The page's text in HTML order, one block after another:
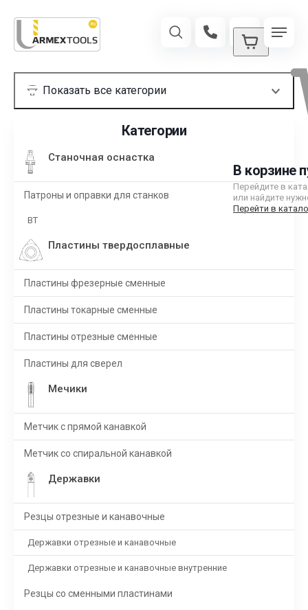
В корзине
Перейдите в
или найдите
Перейти в
Категории
Станочная оснастка
Патроны и оправки для станков
BT
Пластины твердосплавные
Пластины фрезерные сменные
Пластины токарные сменные
Пластины отрезные сменные
Пластины для сверел
Мечики
Метчик с прямой канавкой
Метчик со спиральной канавкой
Державки
Резцы отрезные и канавочные
Державки отрезные и канавочные
Державки отрезные и канавочные внутренние
Резцы со сменными пластинами